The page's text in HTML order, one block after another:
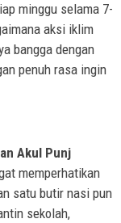
minggu selama 7-
aksi iklim
bangga dengan
penuh rasa ingin
Akul Punj
memperhatikan
satu butir nasi pun
sekolah,